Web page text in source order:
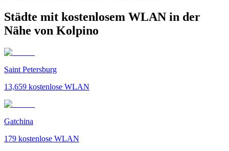
Städte mit kostenlosem WLAN in der
Nähe von Kolpino
Saint Petersburg
13,659 kostenlose WLAN
Gatchina
179 kostenlose WLAN